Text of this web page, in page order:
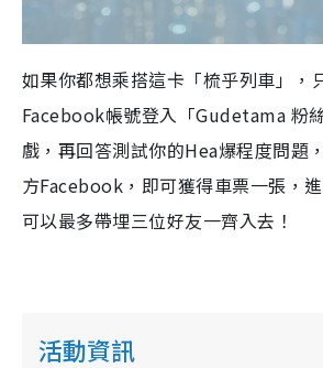
如果你都想乘搭這卡「梳乎列車」，
Facebook帳號登入「Gudetama 粉
戲，再回答測試你的Hea爆程度問題
方Facebook，即可獲得車票一張，
可以最多帶埋三位好友一齊入去！
活動資訊